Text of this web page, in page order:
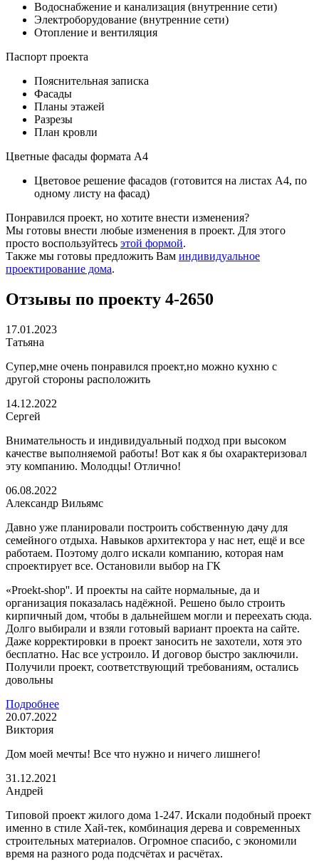
Водоснабжение и канализация (внутренние сети)
Электроборудование (внутренние сети)
Отопление и вентиляция
Паспорт проекта
Пояснительная записка
Фасады
Планы этажей
Разрезы
План кровли
Цветные фасады формата А4
Цветовое решение фасадов (готовится на листах А4, по
одному листу на фасад)
Понравился проект, но хотите внести изменения?
Мы готовы внести любые изменения в проект. Для этого
просто воспользуйтесь этой формой.
Также мы готовы предложить Вам индивидуальное
проектирование дома.
Отзывы по проекту 4-2650
17.01.2023
Татьяна
Супер,мне очень понравился проект,но можно кухню с
другой стороны расположить
14.12.2022
Сергей
Внимательность и индивидуальный подход при высоком
качестве выполняемой работы! Вот как я бы охарактеризовал
эту компанию. Молодцы! Отлично!
06.08.2022
Александр Вильямс
Давно уже планировали построить собственную дачу для
семейного отдыха. Навыков архитектора у нас нет, ещё и все
работаем. Поэтому долго искали компанию, которая нам
спроектирует все. Остановили выбор на ГК
«Proekt-shop''. И проекты на сайте нормальные, да и
организация показалась надёжной. Решено было строить
кирпичный дом, чтобы в дальнейшем могли и переехать сюда.
Долго выбирали и взяли готовый вариант проекта на сайте.
Даже корректировки в проект заносить не захотели, хотя это
бесплатно. Нас все устроило. И договор быстро заключили.
Получили проект, соответствующий требованиям, остались
довольны
Подробнее
20.07.2022
Виктория
Дом моей мечты! Все что нужно и ничего лишнего!
31.12.2021
Андрей
Типовой проект жилого дома 1-247. Искали подобный проект
именно в стиле Хай-тек, комбинация дерева и современных
строительных материалов. Огромное спасибо, с экономили
время на разного рода подсчётах и расчётах.